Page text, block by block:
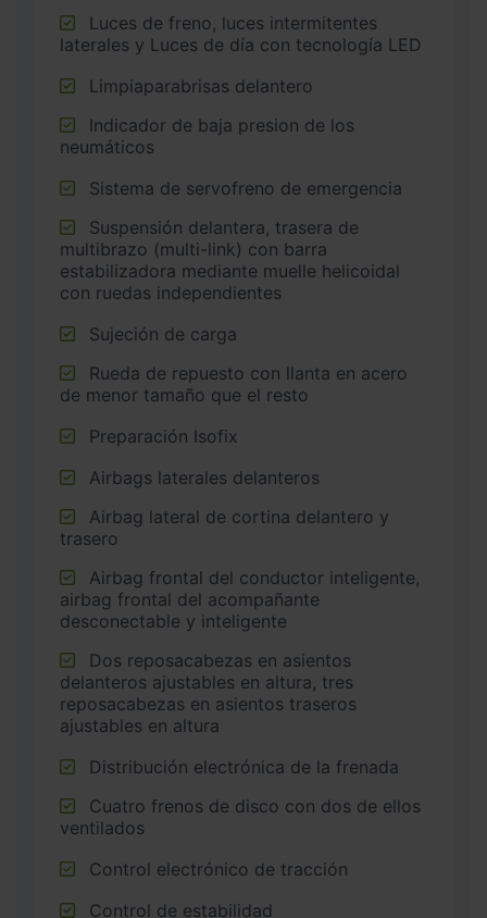
laterales y Luces de día con tecnología LED
Limpiaparabrisas delantero
neumáticos
Sistema de servofreno de emergencia
multibrazo (multi-link) con barra
estabilizadora mediante muelle helicoidal
con ruedas independientes
Sujeción de carga
de menor tamaño que el resto
Preparación Isofix
Airbags laterales delanteros
trasero
airbag frontal del acompañante
desconectable y inteligente
delanteros ajustables en altura, tres
reposacabezas en asientos traseros
ajustables en altura
Distribución electrónica de la frenada
ventilados
Control electrónico de tracción
Control de estabilidad